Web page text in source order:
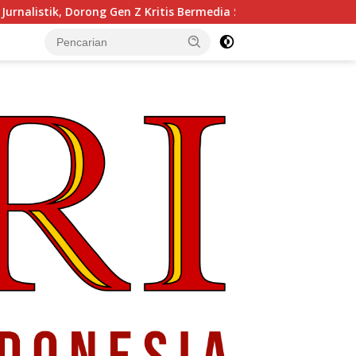
Gen Z Kritis Bermedia Sosial Pendiri Beranda Ruang